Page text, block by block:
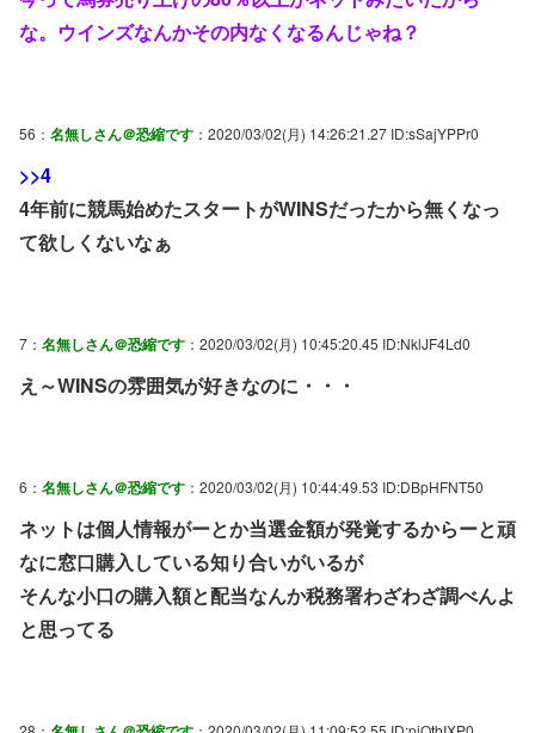
な。ウインズなんかその内なくなるんじゃね？
56： 名無しさん＠恐縮です ：2020/03/02(月) 14:26:21.27 ID:sSajYPPr0
>>4
4年前に競馬始めたスタートがWINSだったから無くなっ
て欲しくないなぁ
7： 名無しさん＠恐縮です ：2020/03/02(月) 10:45:20.45 ID:NklJF4Ld0
え～WINSの雰囲気が好きなのに・・・
6： 名無しさん＠恐縮です ：2020/03/02(月) 10:44:49.53 ID:DBpHFNT50
ネットは個人情報がーとか当選金額が発覚するからーと頑
なに窓口購入している知り合いがいるが
そんな小口の購入額と配当なんか税務署わざわざ調べんよ
と思ってる